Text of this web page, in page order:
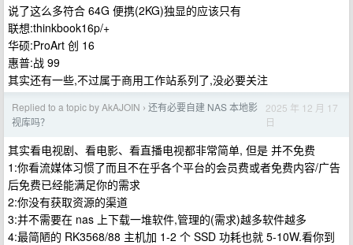
说了这么多符合 64G 便携(2KG)独显的应该只有
联想:thinkbook16p/+
华硕:ProArt 创 16
惠普:战 99
其实还有一些,不过属于商用工作站系列了,没必要关注
Replied to a topic by AkAJOIN › 还有必要自建 NAS 本地影
视库吗？
2025 年 12 月 17
日
其实看电视剧、看电影、看直播电视都非常简单, 但是 并不免费
1:你看流媒体习惯了而且不在乎各个平台的会员费或者免费内容/广告
后免费已经能满足你的需求
2:你没有获取资源的渠道
3:并不需要在 nas 上下载一堆软件,管理的(需求)越多软件越多
4:最简陋的 RK3568/88 主机加 1-2 个 SSD 功耗也就 5-10W.看你到